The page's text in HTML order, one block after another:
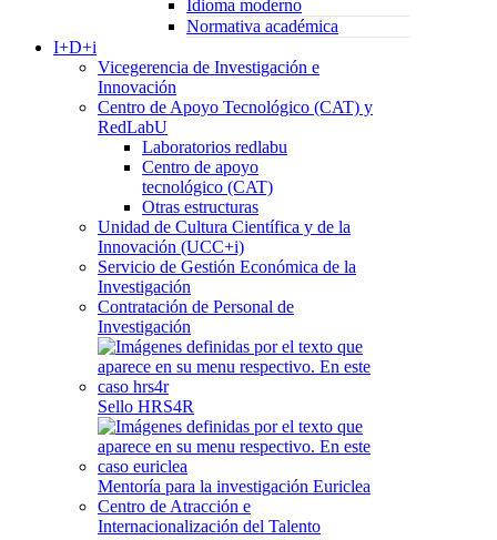
Idioma moderno
Normativa académica
I+D+i
Vicegerencia de Investigación e
Innovación
Centro de Apoyo Tecnológico (CAT) y
RedLabU
Laboratorios redlabu
Centro de apoyo
tecnológico (CAT)
Otras estructuras
Unidad de Cultura Científica y de la
Innovación (UCC+i)
Servicio de Gestión Económica de la
Investigación
Contratación de Personal de
Investigación
Sello HRS4R
Mentoría para la investigación Euriclea
Centro de Atracción e
Internacionalización del Talento